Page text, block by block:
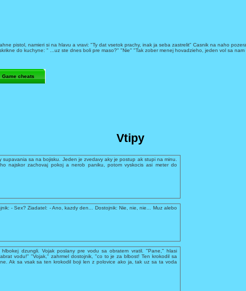
pistol, namieri si na hlavu a vravi: "Ty dat vsetok prachy, inak ja seba zastrelit" Casnik na naho
do kuchyne: " ...uz ste dnes boli pre maso?" "Nie" "Tak zober menej hovadzieho, jeden vol sa nam
Game cheats
Vtipy
sa na bojisku. Jeden je zvedavy aky je postup ak stupi na minu.
najskor zachovaj pokoj a nerob paniku, potom vyskocis asi meter do
- Sex? Ziadatel: - Ano, kazdy den... Dostojnik: Nie, nie, nie... Muz alebo
dzungli. Vojak poslany pre vodu sa obratem vratil. "Pane," hlasi
vodu!" "Vojak," zahrmel dostojnik, "co to je za blbost! Ten krokodil sa
Ak sa vsak sa ten krokodil boji len z polovice ako ja, tak uz sa ta voda